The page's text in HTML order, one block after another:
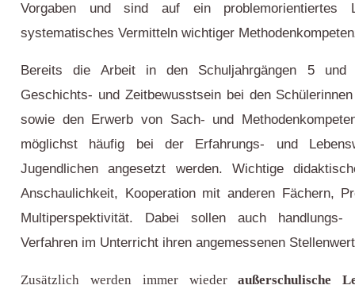
Vorgaben und sind auf ein
systematisches Vermitteln wichtiger
Bereits die Arbeit in den Schuljahrgängen 5
Geschichts- und Zeitbewusstsein bei den
sowie den Erwerb von Sach- und
möglichst häufig bei der Erfahrungs- und
Jugendlichen angesetzt werden. Wichtige
Anschaulichkeit, Kooperation mit anderen Fächern,
Multiperspektivität. Dabei sollen auch handlungs-
Verfahren im Unterricht ihren angemessenen
Zusätzlich werden immer wiederaußerschulische